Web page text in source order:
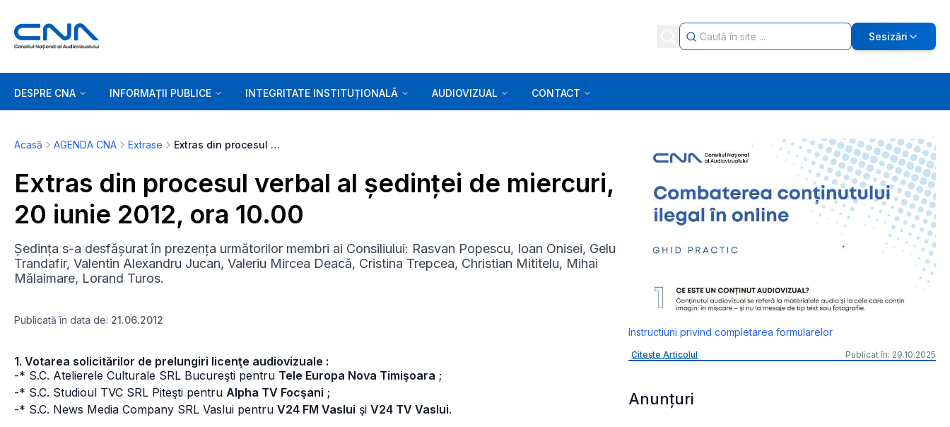
Sesizări
DESPRE CNA INFORMAȚII PUBLICE INTEGRITATE INSTITUȚIONALĂ AUDIOVIZUAL CONTACT
Acasă AGENDA CNA Extrase Extras din procesul verbal al ședinței de miercuri, 20 iunie 2012, ora 10.00
Extras din procesul verbal al ședinței de miercuri,
20 iunie 2012, ora 10.00
Ședința s-a desfășurat în prezența următorilor membri ai Consiliului: Rasvan Popescu, Ioan Onisei, Gelu
Trandafir, Valentin Alexandru Jucan, Valeriu Mircea Deacă, Cristina Trepcea, Christian Mititelu, Mihai
Mălaimare, Lorand Turos.
Publicată în data de: 21.06.2012
1. Votarea solicitărilor de prelungiri licenţe audiovizuale :
-* S.C. Atelierele Culturale SRL Bucureşti pentru Tele Europa Nova Timişoara ;
-* S.C. Studioul TVC SRL Piteşti pentru Alpha TV Focşani ;
-* S.C. News Media Company SRL Vaslui pentru V24 FM Vaslui şi V24 TV Vaslui.
Instructiuni privind completarea formularelor
Citește Articolul Publicat în: 29.10.2025
Anunțuri